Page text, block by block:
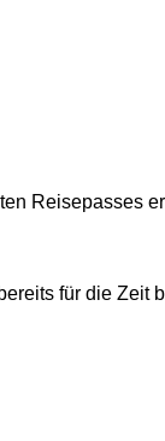
Reisepasses
für die Zeit